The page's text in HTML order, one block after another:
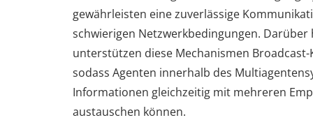
gewährleisten eine zuverlässige
schwierigen Netzwerkbedingungen. Darüber
unterstützen diese Mechanismen
sodass Agenten innerhalb des
Informationen gleichzeitig mit mehreren
austauschen können.